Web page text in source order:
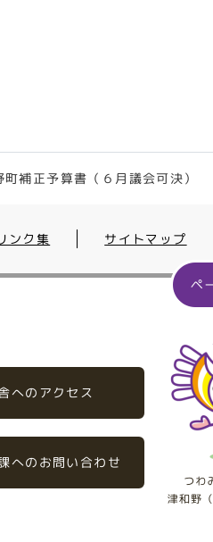
補正予算書（６月議会可決）
ンク集 サイトマップ
へのアクセス
へのお問い合わせ